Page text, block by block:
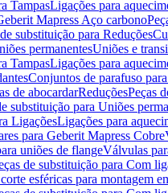
TampasLigações para
Mapress Aço carbono
substituição para Reduções
permanentesUniões e
TampasLigações para
Conjuntos de parafuso
de abocardarReduçõesPeças
substituição para Uniões
LigaçõesLigações para
para Geberit Mapress Cobre
uniões de flangeVálvulas
de substituição para Com
esféricas para montagem